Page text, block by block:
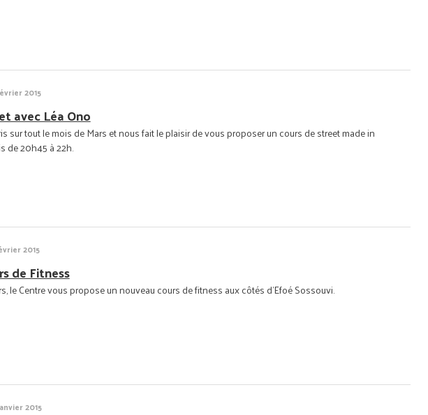
2015
avec Léa Ono
sur tout le mois de Mars et nous fait le plaisir de vous proposer un cours de street made in
de 20h45 à 22h.
2015
de Fitness
le Centre vous propose un nouveau cours de fitness aux côtés d'Efoé Sossouvi.
2015